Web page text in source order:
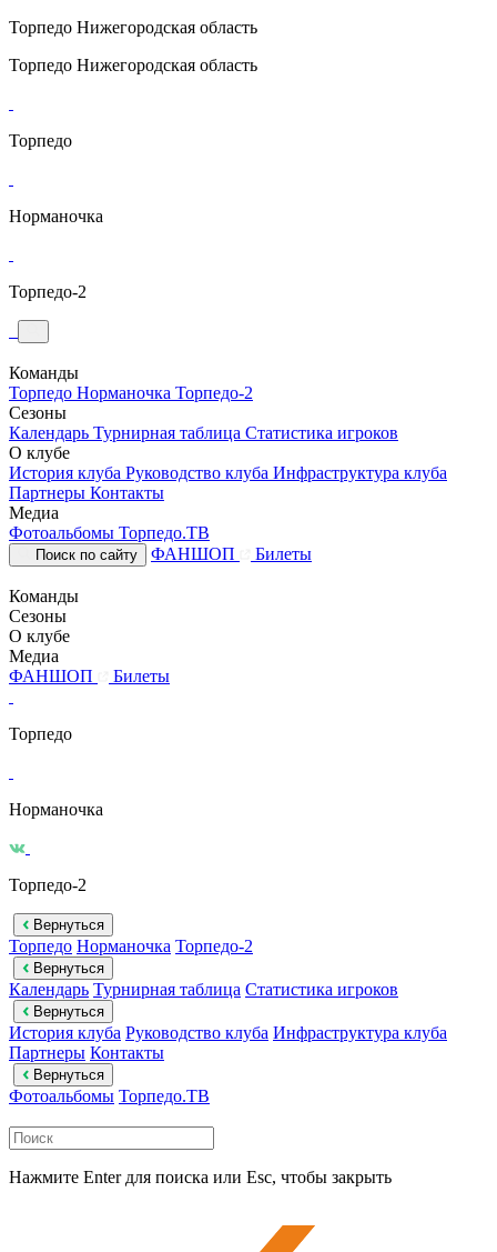
Торпедо Нижегородская область
Торпедо Нижегородская область
Торпедо
Норманочка
Торпедо-2
Команды
Торпедо Норманочка Торпедо-2
Сезоны
Календарь Турнирная таблица Статистика игроков
О клубе
История клуба Руководство клуба Инфраструктура клуба
Партнеры Контакты
Медиа
Фотоальбомы Торпедо.ТВ
Поиск по сайту ФАНШОП Билеты
Команды
Сезоны
О клубе
Медиа
ФАНШОП
Билеты
Торпедо
Норманочка
Торпедо-2
Вернуться
Торпедо Норманочка Торпедо-2
Вернуться
Календарь Турнирная таблица Статистика игроков
Вернуться
История клуба Руководство клуба Инфраструктура клуба
Партнеры Контакты
Вернуться
Фотоальбомы Торпедо.ТВ
Нажмите Enter для поиска или Esc, чтобы закрыть